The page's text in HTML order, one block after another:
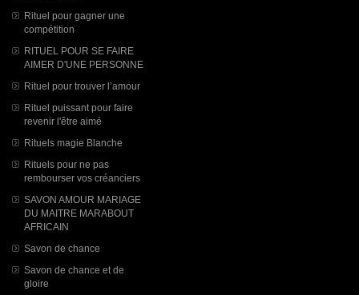
Rituel pour gagner une
compétition
RITUEL POUR SE FAIRE
AIMER D'UNE PERSONNE
Rituel pour trouver l’amour
Rituel puissant pour faire
revenir l'être aimé
Rituels magie Blanche
Rituels pour ne pas
rembourser vos créanciers
SAVON AMOUR MARIAGE
DU MAITRE MARABOUT
AFRICAIN
Savon de chance
Savon de chance et de
gloire